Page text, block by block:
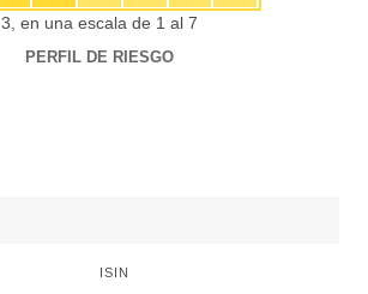
3, en una escala de 1 al 7
PERFIL DE RIESGO
ISIN